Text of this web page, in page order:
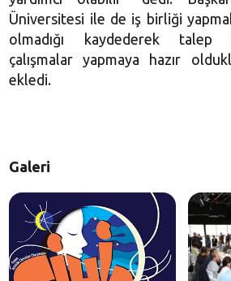
Üniversitesi ile de iş birliği
olmadığı kaydederek talep
çalışmalar yapmaya hazır
ekledi.
Galeri